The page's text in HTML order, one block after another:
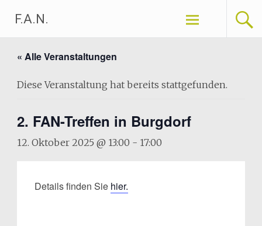
Inhalt
springen
F.A.N.
« Alle Veranstaltungen
Diese Veranstaltung hat bereits stattgefunden.
2. FAN-Treffen in Burgdorf
12. Oktober 2025 @ 13:00 - 17:00
Details finden Sie hier.